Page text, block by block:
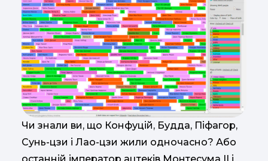
Чи знали ви, що Конфуцій, Будда, Піфагор,
Сунь-цзи і Лао-цзи жили одночасно? Або